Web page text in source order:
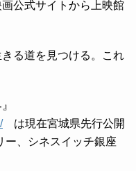
公式サイトから上映館
る道を見つける。これ
は現在宮城県先行公開
ー、シネスイッチ銀座